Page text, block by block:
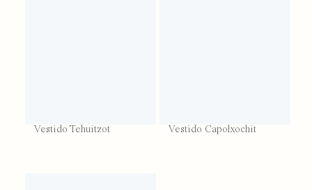
Vestido Tehuitzot Vestido Capolxochit